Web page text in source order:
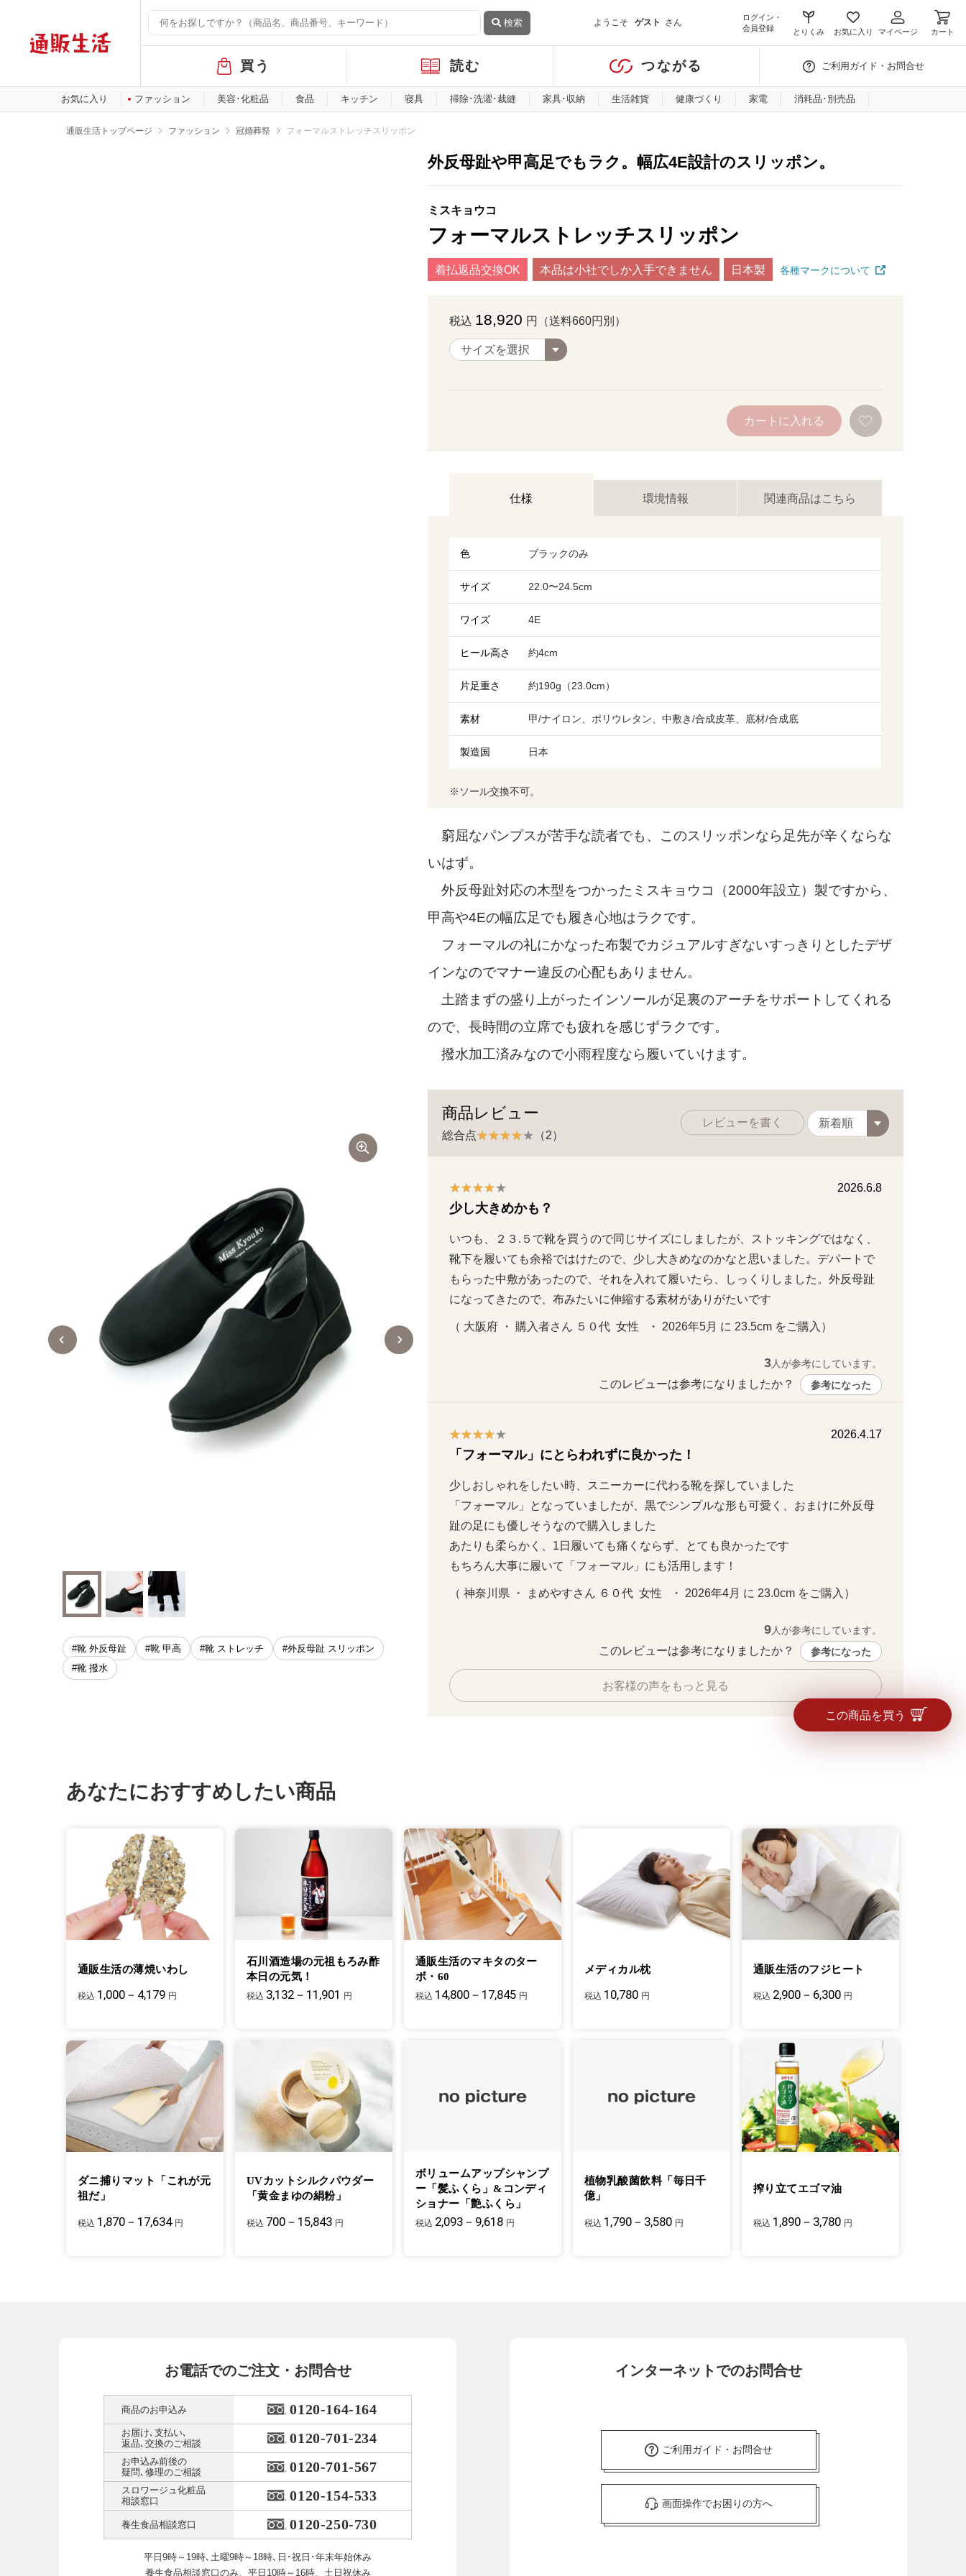
検索 ようこそ ゲスト さん
ログイン・
会員登録
とりくみ お気に入り マイページ カート
バ
ル
メ
買う 読む つながる ご利用ガイド・お問合せ
お気に入り ファッション 美容･化粧品 食品 キッチン 寝具 掃除･洗濯･裁縫 家具･収納 生活雑貨 健康づくり 家電 消耗品･別売品
通販生活トップページ ファッション 冠婚葬祭 フォーマルストレッチスリッポン
外反母趾や甲高足でもラク。幅広4E設計のスリッポン。
履き口の前側部分にはよく伸びるストレッチ生地を配置している
ので、脱ぎ履きがラク。
#靴 外反母趾 #靴 甲高 #靴 ストレッチ
#外反母趾 スリッポン
#靴 撥水
ミスキョウコ
フォーマルストレッチスリッポン
着払返品交換OK 本品は小社でしか入手できません 日本製 各種マークについて
税込 18,920 円（送料660円別）
カートに入れる
仕様 環境情報 関連商品はこちら
色 ブラックのみ
サイズ 22.0〜24.5cm
ワイズ 4E
ヒール高さ 約4cm
片足重さ 約190g（23.0cm）
素材 甲/ナイロン、ポリウレタン、中敷き/合成皮革、底材/合成底
製造国 日本
※ソール交換不可。
窮屈なパンプスが苦手な読者でも、このスリッポンなら足先が辛くならな
いはず。
外反母趾対応の木型をつかったミスキョウコ（2000年設立）製ですから、
甲高や4Eの幅広足でも履き心地はラクです。
フォーマルの礼にかなった布製でカジュアルすぎないすっきりとしたデザ
インなのでマナー違反の心配もありません。
土踏まずの盛り上がったインソールが足裏のアーチをサポートしてくれる
ので、長時間の立席でも疲れを感じずラクです。
撥水加工済みなので小雨程度なら履いていけます。
商品レビュー
総合点 （2）
レビューを書く
2026.6.8
少し大きめかも？
いつも、２３.５で靴を買うので同じサイズにしましたが、ストッキングではなく、
靴下を履いても余裕ではけたので、少し大きめなのかなと思いました。デパートで
もらった中敷があったので、それを入れて履いたら、しっくりしました。外反母趾
になってきたので、布みたいに伸縮する素材がありがたいです
（ 大阪府 ・ 購入者さん ５０代  女性   ・ 2026年5月 に 23.5cm をご購入）
3人が参考にしています。
このレビューは参考になりましたか？ 参考になった
2026.4.17
「フォーマル」にとらわれずに良かった！
少しおしゃれをしたい時、スニーカーに代わる靴を探していました
「フォーマル」となっていましたが、黒でシンプルな形も可愛く、おまけに外反母
趾の足にも優しそうなので購入しました
あたりも柔らかく、1日履いても痛くならず、とても良かったです
もちろん大事に履いて「フォーマル」にも活用します！
（ 神奈川県 ・ まめやすさん ６０代  女性   ・ 2026年4月 に 23.0cm をご購入）
9人が参考にしています。
このレビューは参考になりましたか？ 参考になった
お客様の声をもっと見る
この商品を買う
あなたにおすすめしたい商品
通販生活の薄焼いわし
税込 1,000－4,179 円
石川酒造場の元祖もろみ酢
本日の元気！
税込 3,132－11,901 円
通販生活のマキタのター
ボ・60
税込 14,800－17,845 円
メディカル枕
税込 10,780 円
通販生活のフジヒート
税込 2,900－6,300 円
ダニ捕りマット「これが元
祖だ」
税込 1,870－17,634 円
UVカットシルクパウダー
「黄金まゆの絹粉」
税込 700－15,843 円
ボリュームアップシャンプ
ー「髪ふくら」&コンディ
ショナー「艶ふくら」
税込 2,093－9,618 円
植物乳酸菌飲料「毎日千
億」
税込 1,790－3,580 円
搾り立てエゴマ油
税込 1,890－3,780 円
お電話でのご注文・お問合せ
商品のお申込み 0120-164-164
お届け､支払い､
返品､交換のご相談
0120-701-234
お申込み前後の
疑問､修理のご相談
0120-701-567
スロワージュ化粧品
相談窓口
0120-154-533
養生食品相談窓口 0120-250-730
平日9時～19時､土曜9時～18時､ 日･祝日･年末年始休み
養生食品相談窓口のみ、 平日10時～16時、土日祝休み
インターネットでのお問合せ
ご利用ガイド・お問合せ
画面操作でお困りの方へ